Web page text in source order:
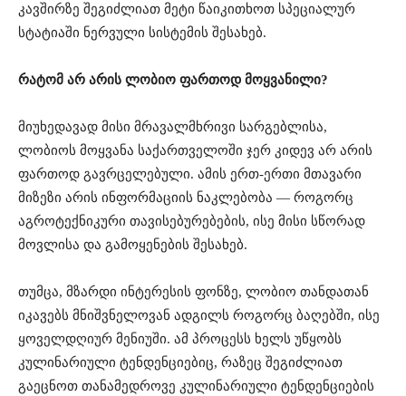
კავშირზე შეგიძლიათ მეტი წაიკითხოთ სპეციალურ
სტატიაში ნერვული სისტემის შესახებ.
რატომ არ არის ლობიო ფართოდ მოყვანილი?
მიუხედავად მისი მრავალმხრივი სარგებლისა,
ლობიოს მოყვანა საქართველოში ჯერ კიდევ არ არის
ფართოდ გავრცელებული. ამის ერთ-ერთი მთავარი
მიზეზი არის ინფორმაციის ნაკლებობა — როგორც
აგროტექნიკური თავისებურებების, ისე მისი სწორად
მოვლისა და გამოყენების შესახებ.
თუმცა, მზარდი ინტერესის ფონზე, ლობიო თანდათან
იკავებს მნიშვნელოვან ადგილს როგორც ბაღებში, ისე
ყოველდღიურ მენიუში. ამ პროცესს ხელს უწყობს
კულინარიული ტენდენციებიც, რაზეც შეგიძლიათ
გაეცნოთ თანამედროვე კულინარიული ტენდენციების